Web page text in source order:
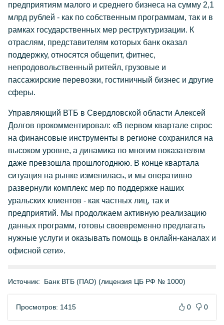
предприятиям малого и среднего бизнеса на сумму 2,1
млрд рублей - как по собственным программам, так и в
рамках государственных мер реструктуризации. К
отраслям, представителям которых банк оказал
поддержку, относятся общепит, фитнес,
непродовольственный ритейл, грузовые и
пассажирские перевозки, гостиничный бизнес и другие
сферы.
Управляющий ВТБ в Свердловской области Алексей
Долгов прокомментировал: «В первом квартале спрос
на финансовые инструменты в регионе сохранился на
высоком уровне, а динамика по многим показателям
даже превзошла прошлогоднюю. В конце квартала
ситуация на рынке изменилась, и мы оперативно
развернули комплекс мер по поддержке наших
уральских клиентов - как частных лиц, так и
предприятий. Мы продолжаем активную реализацию
данных программ, готовы своевременно предлагать
нужные услуги и оказывать помощь в онлайн-каналах и
офисной сети».
Источник: Банк ВТБ (ПАО) (лицензия ЦБ РФ № 1000)
Просмотров: 1415 0 0